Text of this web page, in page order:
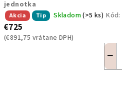
jednotka
Akcia Tip Skladom(>5 ks) Kód:
€725
(€891,75 vrátane DPH)
−